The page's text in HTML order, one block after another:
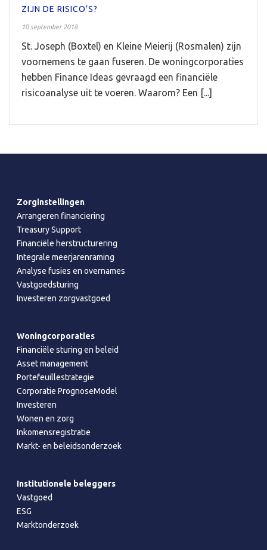
ZIJN DE RISICO’S?
10 september 2018
St. Joseph (Boxtel) en Kleine Meierij (Rosmalen) zijn
voornemens te gaan fuseren. De woningcorporaties
hebben Finance Ideas gevraagd een financiële
risicoanalyse uit te voeren. Waarom? Een [...]
Zorginstellingen
Arrangeren financiering
Treasury Support
Financiële herstructurering
Integrale meerjarenraming
Analyse fusies en overnames
Vastgoedsturing
Investeren zorgvastgoed
Woningcorporaties
Financiële sturing en beleid
Asset management
Portefeuillestrategie
Corporatie PrognoseModel
Investeren
Wonen en zorg
Inkomensregistratie
Markt- en beleidsonderzoek
Institutionele beleggers
Vastgoed
ESG
Marktonderzoek